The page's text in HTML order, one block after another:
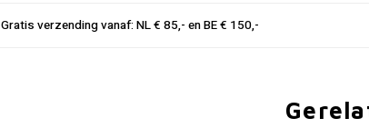
Gratis verzending vanaf: NL € 85,- en BE € 150,-